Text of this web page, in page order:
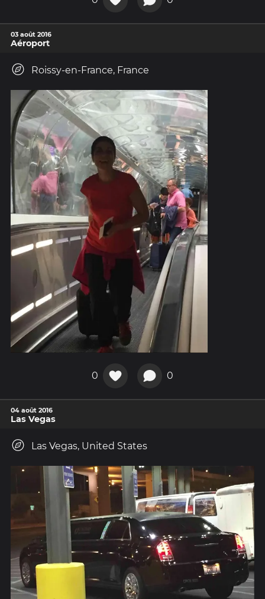
03 août 2016
Aéroport
Roissy-en-France, France
0 0
04 août 2016
Las Vegas
Las Vegas, United States